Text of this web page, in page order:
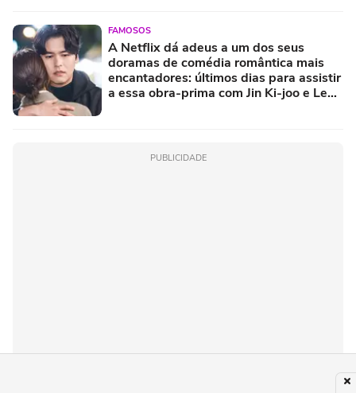
FAMOSOS
A Netflix dá adeus a um dos seus
doramas de comédia romântica mais
encantadores: últimos dias para assistir
a essa obra-prima com Jin Ki-joo e Lee
PUBLICIDADE